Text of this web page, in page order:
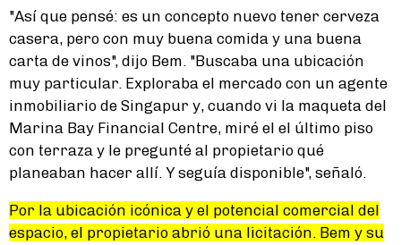
"Así que pensé: es un concepto nuevo tener cerveza
casera, pero con muy buena comida y una buena
carta de vinos", dijo Bem. "Buscaba una ubicación
muy particular. Exploraba el mercado con un agente
inmobiliario de Singapur y, cuando vi la maqueta del
Marina Bay Financial Centre, miré el el último piso
con terraza y le pregunté al propietario qué
planeaban hacer allí. Y seguía disponible", señaló.
Por la ubicación icónica y el potencial comercial del
espacio, el propietario abrió una licitación. Bem y su